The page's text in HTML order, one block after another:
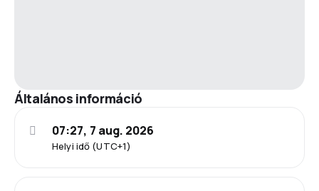
Általános információ
Helyi idő (UTC+1)
07:27, 7 aug. 2026